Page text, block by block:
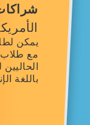
مع طلاب
باللغة